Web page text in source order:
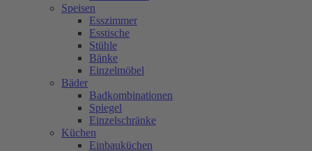
Speisen
Esszimmer
Esstische
Stühle
Bänke
Einzelmöbel
Bäder
Badkombinationen
Spiegel
Einzelschränke
Küchen
Einbauküchen